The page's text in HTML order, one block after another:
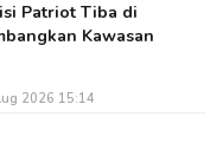
Patriot Tiba di
Kawasan
2026 15:14